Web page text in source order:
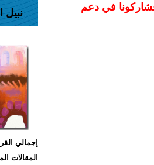
فشاركونا في دعم
نبيل
إجمالي
المقالات